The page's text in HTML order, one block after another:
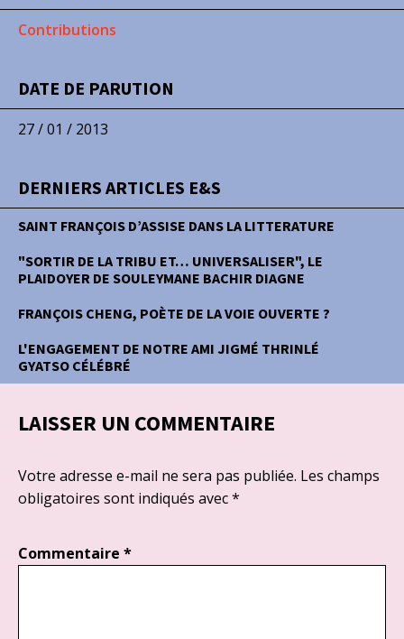
Contributions
DATE DE PARUTION
27 / 01 / 2013
DERNIERS ARTICLES E&S
SAINT FRANÇOIS D’ASSISE DANS LA LITTERATURE
"SORTIR DE LA TRIBU ET… UNIVERSALISER", LE
PLAIDOYER DE SOULEYMANE BACHIR DIAGNE
FRANÇOIS CHENG, POÈTE DE LA VOIE OUVERTE ?
L'ENGAGEMENT DE NOTRE AMI JIGMÉ THRINLÉ
GYATSO CÉLÉBRÉ
LAISSER UN COMMENTAIRE
Votre adresse e-mail ne sera pas publiée. Les champs
obligatoires sont indiqués avec*
Commentaire *